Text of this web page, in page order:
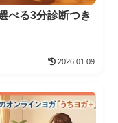
べる3分診断つき
2026.01.09